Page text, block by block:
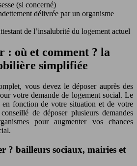
(si concerné)
délivrée par un organisme
de l’insalubrité du logement actuel
: où et comment ? la
simplifiée
vous devez le déposer auprès des
votre demande de logement social. Le
fonction de votre situation et de votre
de déposer plusieurs demandes
pour augmenter vos chances
? bailleurs sociaux, mairies et